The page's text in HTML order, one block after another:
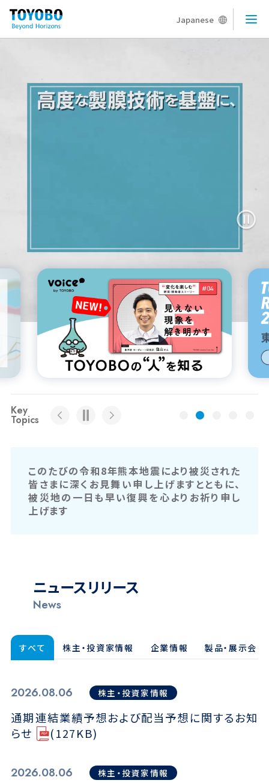
Japanese メ
Key
Topics
このたびの令和8年熊本地震により被災された
皆さまに深くお見舞い申し上げますとともに、
被災地の一日も早い復興を心よりお祈り申し
上げます
ニュースリリース
News
すべて 株主・投資家情報 企業情報 製品・展示会
2026.08.06 株主・投資家情報
通期連結業績予想および配当予想に関するお知
らせ
(127KB)
2026.08.06 株主・投資家情報